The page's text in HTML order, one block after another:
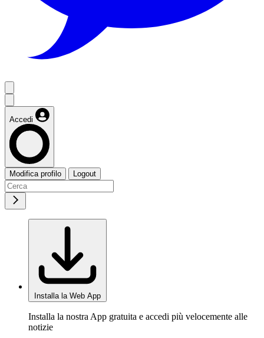
Accedi
Modifica profilo Logout
Installa la Web App
Installa la nostra App gratuita e accedi più velocemente alle
notizie